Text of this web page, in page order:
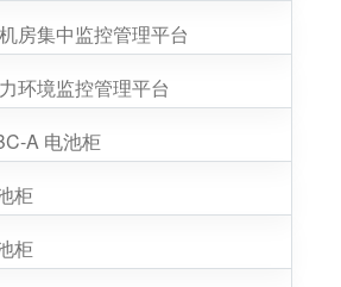
房集中监控管理平台
环境监控管理平台
A 电池柜
柜
柜